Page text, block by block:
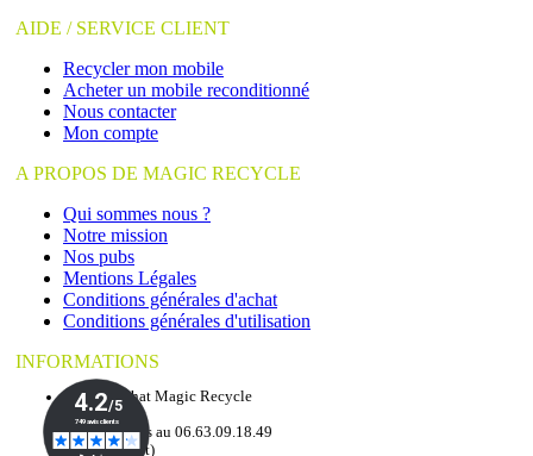
AIDE / SERVICE CLIENT
Recycler mon mobile
Acheter un mobile reconditionné
Nous contacter
Mon compte
A PROPOS DE MAGIC RECYCLE
Qui sommes nous ?
Notre mission
Nos pubs
Mentions Légales
Conditions générales d'achat
Conditions générales d'utilisation
INFORMATIONS
Service Achat Magic Recycle
Appelez-nous au 06.63.09.18.49
(appel gratuit)